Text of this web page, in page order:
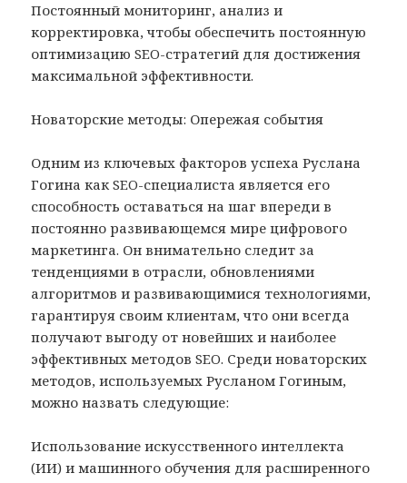
Постоянный мониторинг, анализ и
корректировка, чтобы обеспечить постоянную
оптимизацию SEO-стратегий для достижения
максимальной эффективности.
Новаторские методы: Опережая события
Одним из ключевых факторов успеха Руслана
Гогина как SEO-специалиста является его
способность оставаться на шаг впереди в
постоянно развивающемся мире цифрового
маркетинга. Он внимательно следит за
тенденциями в отрасли, обновлениями
алгоритмов и развивающимися технологиями,
гарантируя своим клиентам, что они всегда
получают выгоду от новейших и наиболее
эффективных методов SEO. Среди новаторских
методов, используемых Русланом Гогиным,
можно назвать следующие:
Использование искусственного интеллекта
(ИИ) и машинного обучения для расширенного